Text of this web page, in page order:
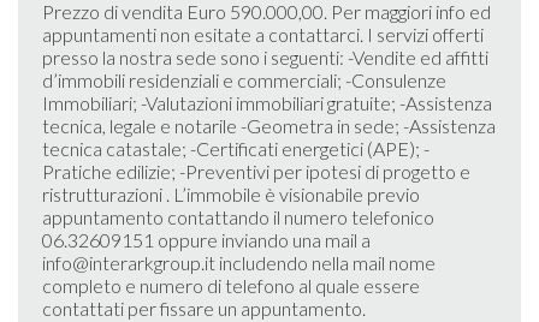
Prezzo di vendita Euro 590.000,00. Per maggiori info ed
appuntamenti non esitate a contattarci. I servizi offerti
presso la nostra sede sono i seguenti: -Vendite ed affitti
d’immobili residenziali e commerciali; -Consulenze
Immobiliari; -Valutazioni immobiliari gratuite; -Assistenza
tecnica, legale e notarile -Geometra in sede; -Assistenza
tecnica catastale; -Certificati energetici (APE); -
Pratiche edilizie; -Preventivi per ipotesi di progetto e
ristrutturazioni . L’immobile è visionabile previo
appuntamento contattando il numero telefonico
06.32609151 oppure inviando una mail a
info@interarkgroup.it includendo nella mail nome
completo e numero di telefono al quale essere
contattati per fissare un appuntamento.